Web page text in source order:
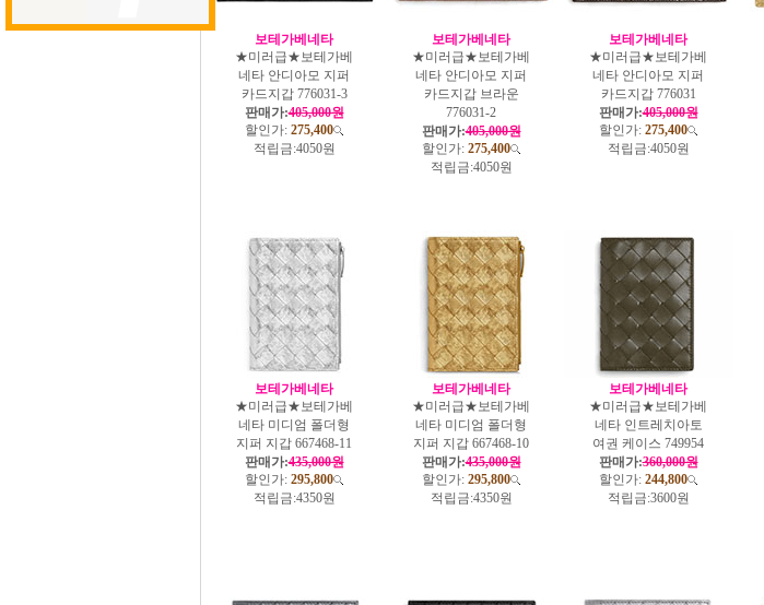
보테가베네타
★미러급★보테가베
네타 안디아모 지퍼
카드지갑 776031-3
판매가:405,000원
할인가: 275,400
적립금:4050원
보테가베네타
★미러급★보테가베
네타 안디아모 지퍼
카드지갑 브라운
776031-2
판매가:405,000원
할인가: 275,400
적립금:4050원
보테가베네타
★미러급★보테가베
네타 안디아모 지퍼
카드지갑 776031
판매가:405,000원
할인가: 275,400
적립금:4050원
보테가베네타
★미러급★보테가베
네타 미디엄 폴더형
지퍼 지갑 667468-11
판매가:435,000원
할인가: 295,800
적립금:4350원
보테가베네타
★미러급★보테가베
네타 미디엄 폴더형
지퍼 지갑 667468-10
판매가:435,000원
할인가: 295,800
적립금:4350원
보테가베네타
★미러급★보테가베
네타 인트레치아토
여권 케이스 749954
판매가:360,000원
할인가: 244,800
적립금:3600원